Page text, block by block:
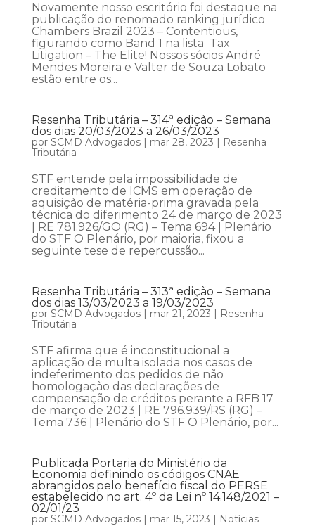
Novamente nosso escritório foi destaque na
publicação do renomado ranking jurídico
Chambers Brazil 2023 – Contentious,
figurando como Band 1 na lista Tax
Litigation – The Elite! Nossos sócios André
Mendes Moreira e Valter de Souza Lobato
estão entre os...
Resenha Tributária – 314ª edição – Semana
dos dias 20/03/2023 a 26/03/2023
por SCMD Advogados| mar 28, 2023 | Resenha
Tributária
STF entende pela impossibilidade de
creditamento de ICMS em operação de
aquisição de matéria-prima gravada pela
técnica do diferimento 24 de março de 2023
| RE 781.926/GO (RG) – Tema 694 | Plenário
do STF O Plenário, por maioria, fixou a
seguinte tese de repercussão...
Resenha Tributária – 313ª edição – Semana
dos dias 13/03/2023 a 19/03/2023
por SCMD Advogados| mar 21, 2023 | Resenha
Tributária
STF afirma que é inconstitucional a
aplicação de multa isolada nos casos de
indeferimento dos pedidos de não
homologação das declarações de
compensação de créditos perante a RFB 17
de março de 2023 | RE 796.939/RS (RG) –
Tema 736 | Plenário do STF O Plenário, por...
Publicada Portaria do Ministério da
Economia definindo os códigos CNAE
abrangidos pelo benefício fiscal do PERSE
estabelecido no art. 4º da Lei nº 14.148/2021 –
02/01/23
por SCMD Advogados| mar 15, 2023 | Notícias